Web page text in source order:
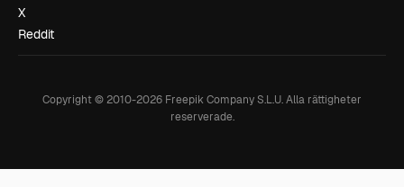
X
Reddit
Copyright © 2010-2026 Freepik Company S.L.U.Alla rättigheter
reserverade.